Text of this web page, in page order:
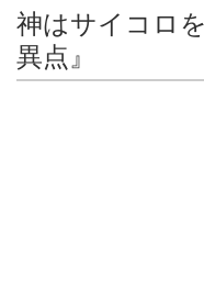
神はサイコロ
異点』